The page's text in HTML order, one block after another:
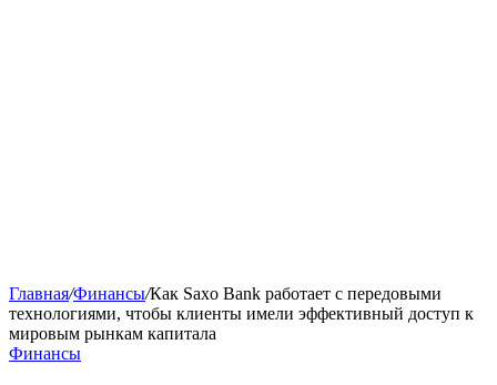
Главная/Финансы/Как Saxo Bank работает с передовыми
технологиями, чтобы клиенты имели эффективный доступ к
мировым рынкам капитала
Финансы